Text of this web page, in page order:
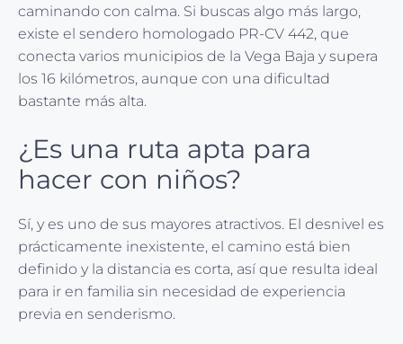
caminando con calma. Si buscas algo más largo,
existe el sendero homologado PR-CV 442, que
conecta varios municipios de la Vega Baja y supera
los 16 kilómetros, aunque con una dificultad
bastante más alta.
¿Es una ruta apta para
hacer con niños?
Sí, y es uno de sus mayores atractivos. El desnivel es
prácticamente inexistente, el camino está bien
definido y la distancia es corta, así que resulta ideal
para ir en familia sin necesidad de experiencia
previa en senderismo.